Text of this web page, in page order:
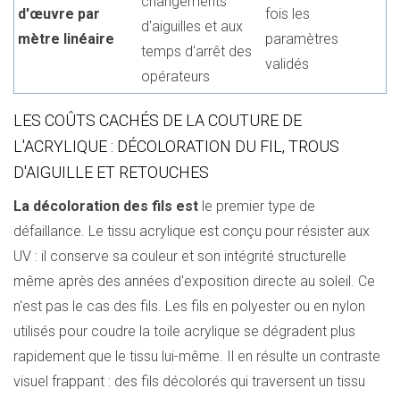
d'œuvre par
mètre linéaire
d'aiguilles et aux
temps d'arrêt des
opérateurs
fois les
paramètres
validés
LES COÛTS CACHÉS DE LA COUTURE DE
L'ACRYLIQUE : DÉCOLORATION DU FIL, TROUS
D'AIGUILLE ET RETOUCHES
La décoloration des fils est le premier type de
défaillance. Le tissu acrylique est conçu pour résister aux
UV : il conserve sa couleur et son intégrité structurelle
même après des années d'exposition directe au soleil. Ce
n'est pas le cas des fils. Les fils en polyester ou en nylon
utilisés pour coudre la toile acrylique se dégradent plus
rapidement que le tissu lui-même. Il en résulte un contraste
visuel frappant : des fils décolorés qui traversent un tissu